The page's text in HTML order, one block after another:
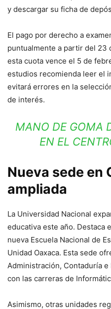
y descargar su ficha de
El pago por derecho a
puntualmente a partir del 23
esta cuota vence el 5 de
estudios recomienda leer el
evitará errores en la
de interés.
MANO DE GOMA
EN EL
Nueva sede en
ampliada
La Universidad Nacional
educativa este año. Destaca
nueva Escuela Nacional de
Unidad Oaxaca. Esta sede
Administración, Contaduría
con las carreras de
Asimismo, otras unidades